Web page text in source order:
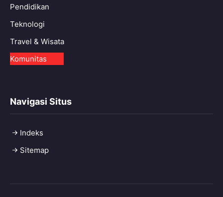
Pendidikan
Teknologi
Travel & Wisata
Komunitas
Navigasi Situs
Indeks
Sitemap